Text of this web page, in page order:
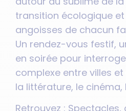
transition écologique
angoisses de chacun
Un rendez-vous festif,
en soirée pour
complexe entre villes
la littérature, le cinéma,
Retrouvez :